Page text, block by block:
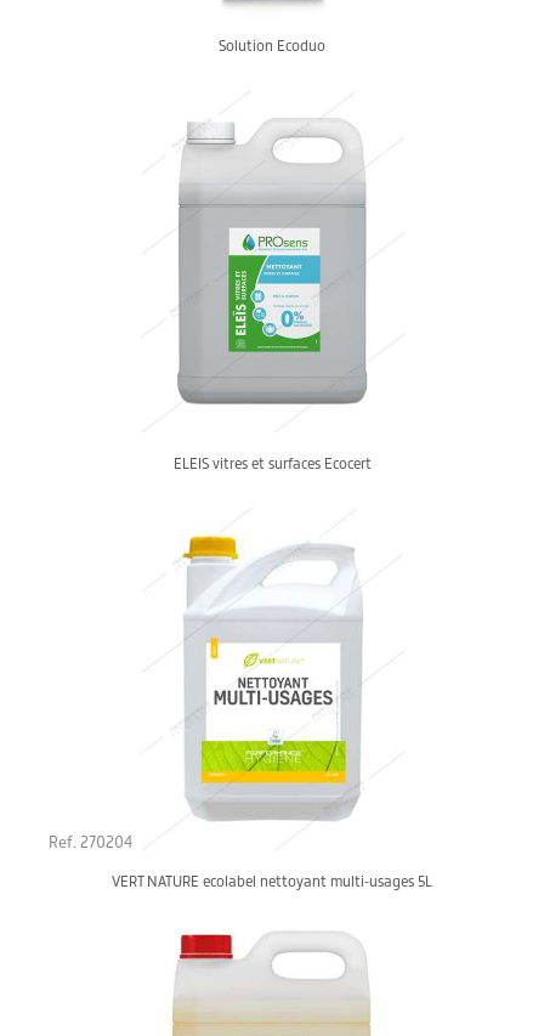
Solution Ecoduo
ELEIS vitres et surfaces Ecocert
Ref. 270204
VERT NATURE ecolabel nettoyant multi-usages 5L